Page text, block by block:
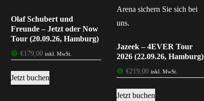
Olaf Schubert und
Freunde – Jetzt oder Now
Tour (20.09.26, Hamburg)
🟢 €179,00 inkl. MwSt.
Jetzt buchen
Jazeek – 4EVER Tour
2026 (22.09.26, Hamburg)
🟢 €219,00 inkl. MwSt.
Jetzt buchen